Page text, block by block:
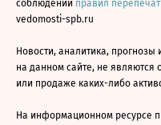
соблюдении правил
vedomosti-spb.ru
Новости, аналитика,
на данном сайте, не являются
или продаже каких-либо
На информационном ресурсе